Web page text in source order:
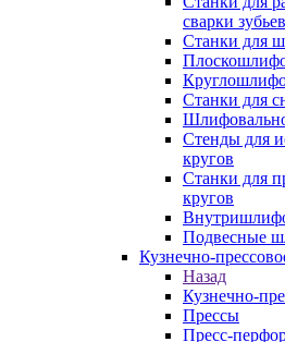
сварки
Станки для
Станки для
Стенды для
кругов
Станки для
кругов
Подвесные
Кузнечно-
Назад
Кузнечно-
Прессы
Пресс-